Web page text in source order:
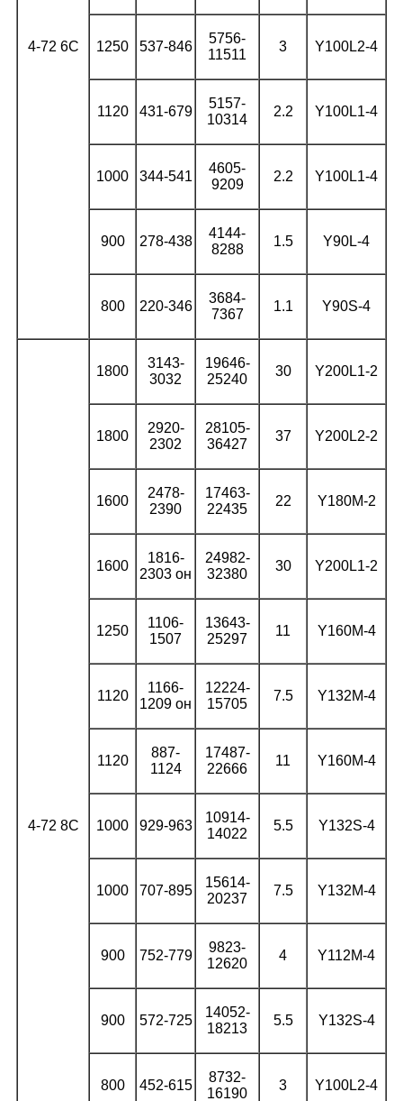
4-72 6С 1250 537-846
5756-
11511
3 Y100L2-4
1120 431-679
5157-
10314
2.2 Y100L1-4
1000 344-541
4605-
9209
2.2 Y100L1-4
900 278-438
4144-
8288
1.5 Y90L-4
800 220-346
3684-
7367
1.1 Y90S-4
4-72 8С
1800
3143-
3032
19646-
25240
30 Y200L1-2
1800
2920-
2302
28105-
36427
37 Y200L2-2
1600
2478-
2390
17463-
22435
22 Y180M-2
1600
1816-
2303 он
24982-
32380
30 Y200L1-2
1250
1106-
1507
13643-
25297
11 Y160M-4
1120
1166-
1209 он
12224-
15705
7.5 Y132M-4
1120
887-
1124
17487-
22666
11 Y160M-4
1000 929-963
10914-
14022
5.5 Y132S-4
1000 707-895
15614-
20237
7.5 Y132M-4
900 752-779
9823-
12620
4 Y112M-4
900 572-725
14052-
18213
5.5 Y132S-4
800 452-615
8732-
16190
3 Y100L2-4